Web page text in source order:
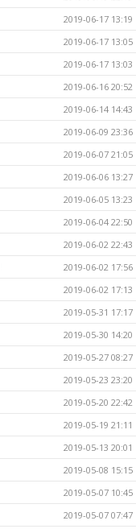
2019-06-17 13:19
2019-06-17 13:05
2019-06-17 13:03
2019-06-16 20:52
2019-06-14 14:43
2019-06-09 23:36
2019-06-07 21:05
2019-06-06 13:27
2019-06-05 13:23
2019-06-04 22:50
2019-06-02 22:43
2019-06-02 17:56
2019-06-02 17:13
2019-05-31 17:17
2019-05-30 14:20
2019-05-27 08:27
2019-05-23 23:20
2019-05-20 22:42
2019-05-19 21:11
2019-05-13 20:01
2019-05-08 15:15
2019-05-07 10:45
2019-05-07 07:47